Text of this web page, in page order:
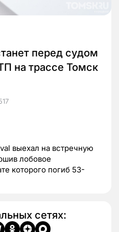
перед судом
на трассе Томск
выехал на встречную
лобовое
которого погиб 53-
сетях: